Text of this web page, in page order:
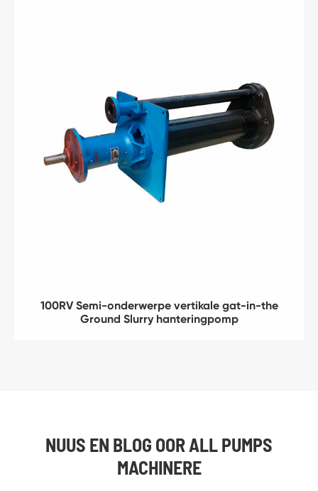
100RV Semi-onderwerpe vertikale gat-in-the
Ground Slurry hanteringpomp
NUUS EN BLOG OOR ALL PUMPS
MACHINERE